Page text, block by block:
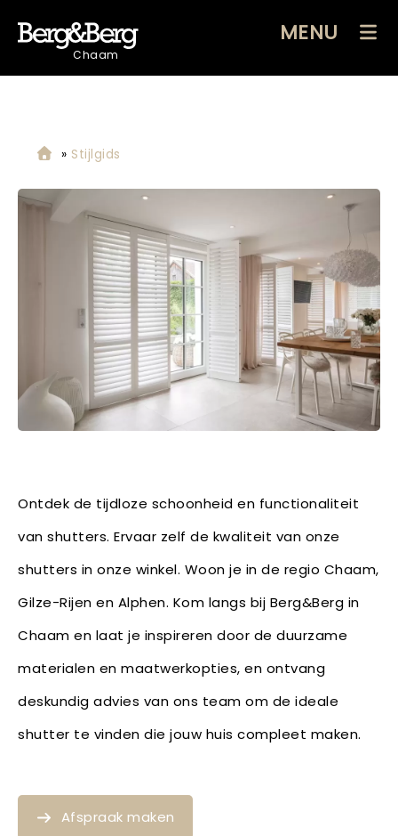
Chaam
MENU
» Stijlgids
Ontdek de tijdloze schoonheid en functionaliteit
van shutters. Ervaar zelf de kwaliteit van onze
shutters in onze winkel. Woon je in de regio Chaam,
Gilze-Rijen en Alphen. Kom langs bij Berg&Berg in
Chaam en laat je inspireren door de duurzame
materialen en maatwerkopties, en ontvang
deskundig advies van ons team om de ideale
shutter te vinden die jouw huis compleet maken.
Afspraak maken